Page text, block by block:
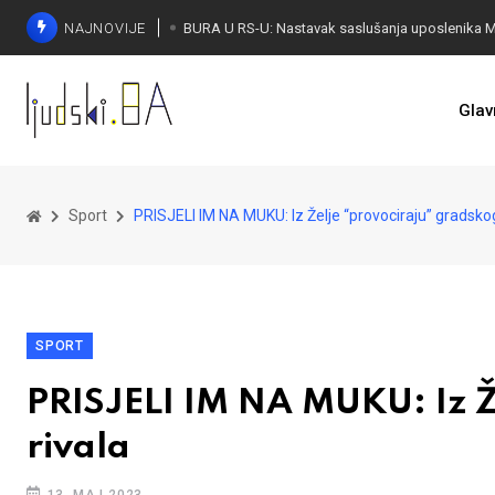
NAJNOVIJE
Sport PRISJELI IM NA MUKU: Iz Želje “provociraju”
SPORT
PRISJELI IM NA MUKU:
rivala